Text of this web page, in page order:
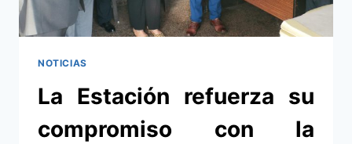
COMUNIDADES
NATIVAS
NOTICIAS
La Estación refuerza su
compromiso con la